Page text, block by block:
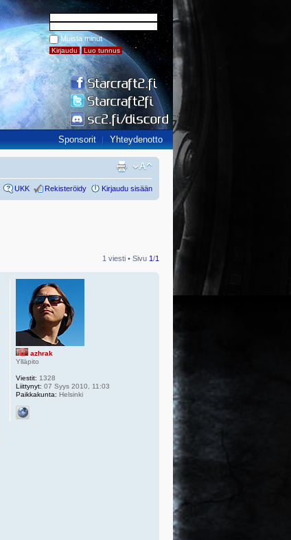
Muista minut
Sponsorit Yhteydenotto
UKK Rekisteröidy Kirjaudu sisään
1 viesti • Sivu 1/1
azhrak
Ylläpito
Viestit: 1328
Liittynyt: 07 Syys 2010, 11:03
Paikkakunta: Helsinki